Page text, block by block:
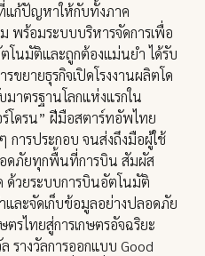
ก้ปัญหาให้กับทั้งภาค
พร้อมระบบบริหารจัดการเพื่อ
โนมัติและถูกต้องแม่นยำ ได้รับ
ขยายธุรกิจเปิดโรงงานผลิตโด
าตรฐานโลกแห่งแรกใน
โดรน” ฝีมือสตาร์ทอัพไทย
ารประกอบ จนส่งถึงมือผู้ใช้
ดภัยทุกพื้นที่การบิน สัมผัส
ด้วยระบบการบินอัตโนมัติ
ละจัดเก็บข้อมูลอย่างปลอดภัย
รไทยสู่การเกษตรอัจฉริยะ
รางวัลการออกแบบ Good